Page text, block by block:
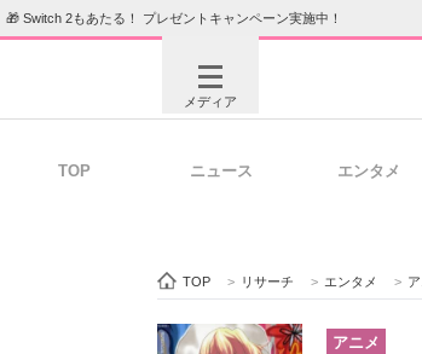
🎁 Switch 2もあたる！ プレゼントキャンペーン実施中！
メディア
ビジネスと働き方のヒント
TOP ニュース エンタメ
TOP > リサーチ > エンタメ >
アニメ